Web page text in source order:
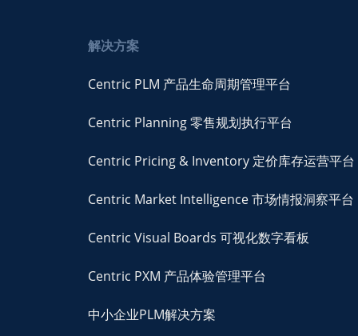
解决方案
Centric PLM 产品生命周期管理平台
Centric Planning 零售规划执行平台
Centric Pricing & Inventory 定价库存运营平台
Centric Market Intelligence 市场情报洞察平台
Centric Visual Boards 可视化数字看板
Centric PXM 产品体验管理平台
中小企业PLM解决方案